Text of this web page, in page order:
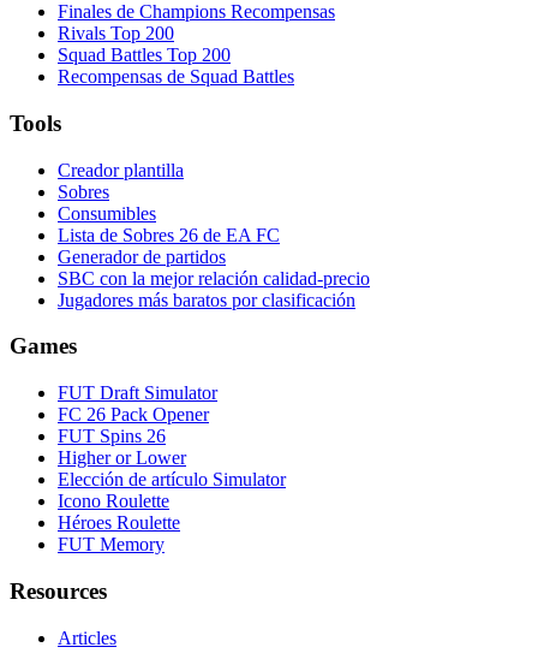
Finales de Champions Recompensas
Rivals Top 200
Squad Battles Top 200
Recompensas de Squad Battles
Tools
Creador plantilla
Sobres
Consumibles
Lista de Sobres 26 de EA FC
Generador de partidos
SBC con la mejor relación calidad-precio
Jugadores más baratos por clasificación
Games
FUT Draft Simulator
FC 26 Pack Opener
FUT Spins 26
Higher or Lower
Elección de artículo Simulator
Icono Roulette
Héroes Roulette
FUT Memory
Resources
Articles